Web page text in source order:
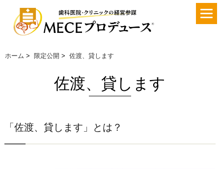
ホーム > 限定公開 > 佐渡、貸します
佐渡、貸します
「佐渡、貸します」とは？